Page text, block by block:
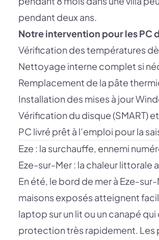
pendant deux ans.
Notre intervention pour les PC
Vérification des températures
Nettoyage interne complet si
Remplacement de la pâte
Installation des mises à jour
Vérification du disque (SMART)
PC livré prêt à l’emploi pour la
Eze : la surchauffe, ennemi
Eze-sur-Mer : la chaleur littorale
En été, le bord de mer à Eze-
maisons exposés atteignent
laptop sur un lit ou un canapé
protection très rapidement. Les